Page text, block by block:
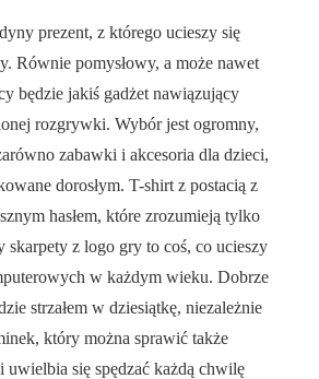
prezent, z którego ucieszy się
Równie pomysłowy, a może nawet
będzie jakiś gadżet nawiązujący
rozgrywki. Wybór jest ogromny,
zabawki i akcesoria dla dzieci,
dorosłym. T-shirt z postacią z
hasłem, które zrozumieją tylko
skarpety z logo gry to coś, co ucieszy
w każdym wieku. Dobrze
strzałem w dziesiątkę, niezależnie
który można sprawić także
uwielbia się spędzać każdą chwilę